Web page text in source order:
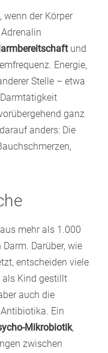
wenn der Körper
und
Energie,
Stelle – etwa
ganz
anders: Die
mehr als 1.000
Darüber, wie
entscheiden viele
als Kind gestillt
auch die
Ein
Mikrobiotik,
zwischen